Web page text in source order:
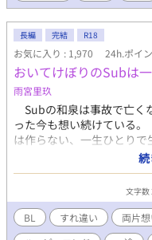
長編 完結 R18
お気に入り : 1,970 24h.ポイ
おいてけぼりのSubは
雨宮里玖
Subの和泉は事故で亡く
った今も想い続けている
は作らない、一生ひとり
ではSubだということを
調不良と戦っていた。 そ
にやってきたのはDomの
い、和泉を助けようとす
ちに、佐原にSubだという
レイをすることになり、和
文字
BL すれ違い 両片想